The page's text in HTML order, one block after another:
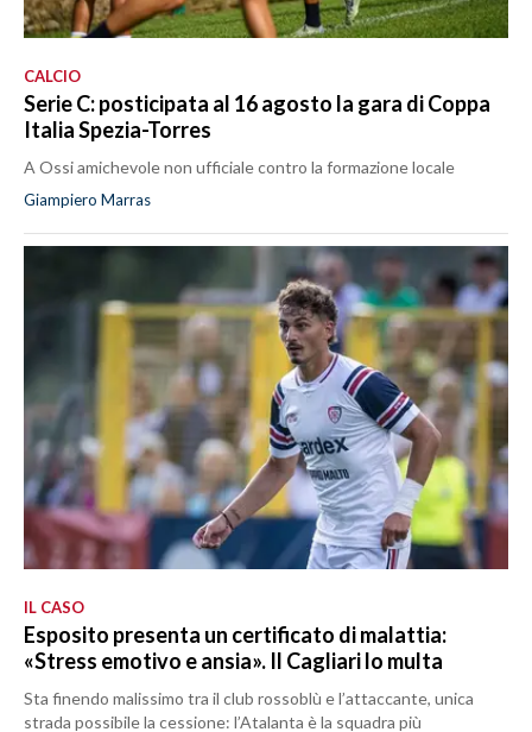
CALCIO
Serie C: posticipata al 16 agosto la gara di Coppa
Italia Spezia-Torres
A Ossi amichevole non ufficiale contro la formazione locale
Giampiero Marras
IL CASO
Esposito presenta un certificato di malattia:
«Stress emotivo e ansia». Il Cagliari lo multa
Sta finendo malissimo tra il club rossoblù e l’attaccante, unica
strada possibile la cessione: l’Atalanta è la squadra più